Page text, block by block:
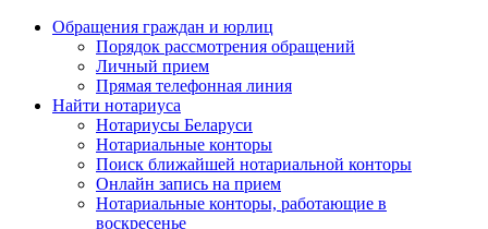
Обращения граждан и юрлиц
Порядок рассмотрения обращений
Личный прием
Прямая телефонная линия
Найти нотариуса
Нотариусы Беларуси
Нотариальные конторы
Поиск ближайшей нотариальной конторы
Онлайн запись на прием
Нотариальные конторы, работающие в
воскресенье